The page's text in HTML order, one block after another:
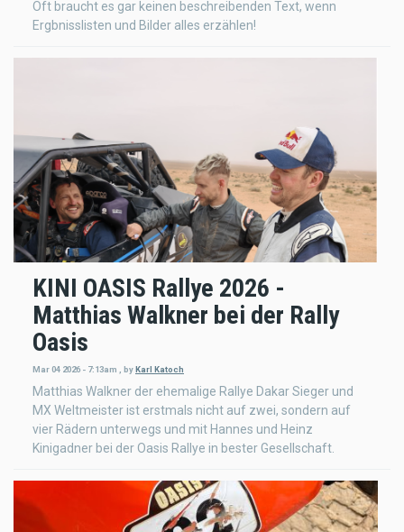
Oft braucht es gar keinen beschreibenden Text, wenn
Ergbnisslisten und Bilder alles erzählen!
KINI OASIS Rallye 2026 -
Matthias Walkner bei der Rally
Oasis
Mar 04 2026 - 7:13am byKarl Katoch
Matthias Walkner der ehemalige Rallye Dakar Sieger und
MX Weltmeister ist erstmals nicht auf zwei, sondern auf
vier Rädern unterwegs und mit Hannes und Heinz
Kinigadner bei der Oasis Rallye in bester Gesellschaft.